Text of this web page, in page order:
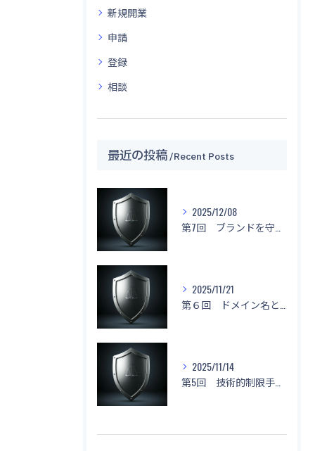
新規開業
申請
登録
相談
最近の投稿 Recent Posts
2025/12/08
2025/11/21
2025/11/14